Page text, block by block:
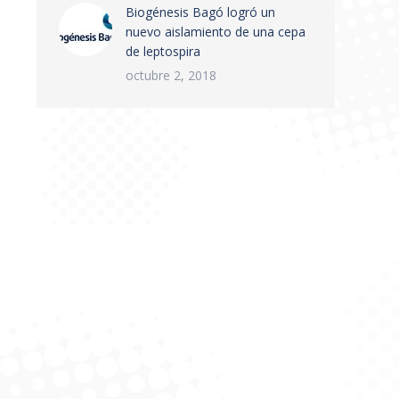
Biogénesis Bagó logró un
nuevo aislamiento de una cepa
de leptospira
octubre 2, 2018